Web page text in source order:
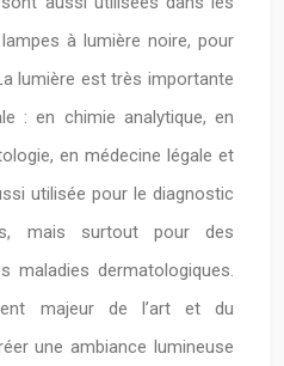
à lumière noire, pour
lumière est très importante
: en chimie analytique, en
en médecine légale et
utilisée pour le diagnostic
mais surtout pour des
maladies dermatologiques.
majeur de l’art et du
une ambiance lumineuse